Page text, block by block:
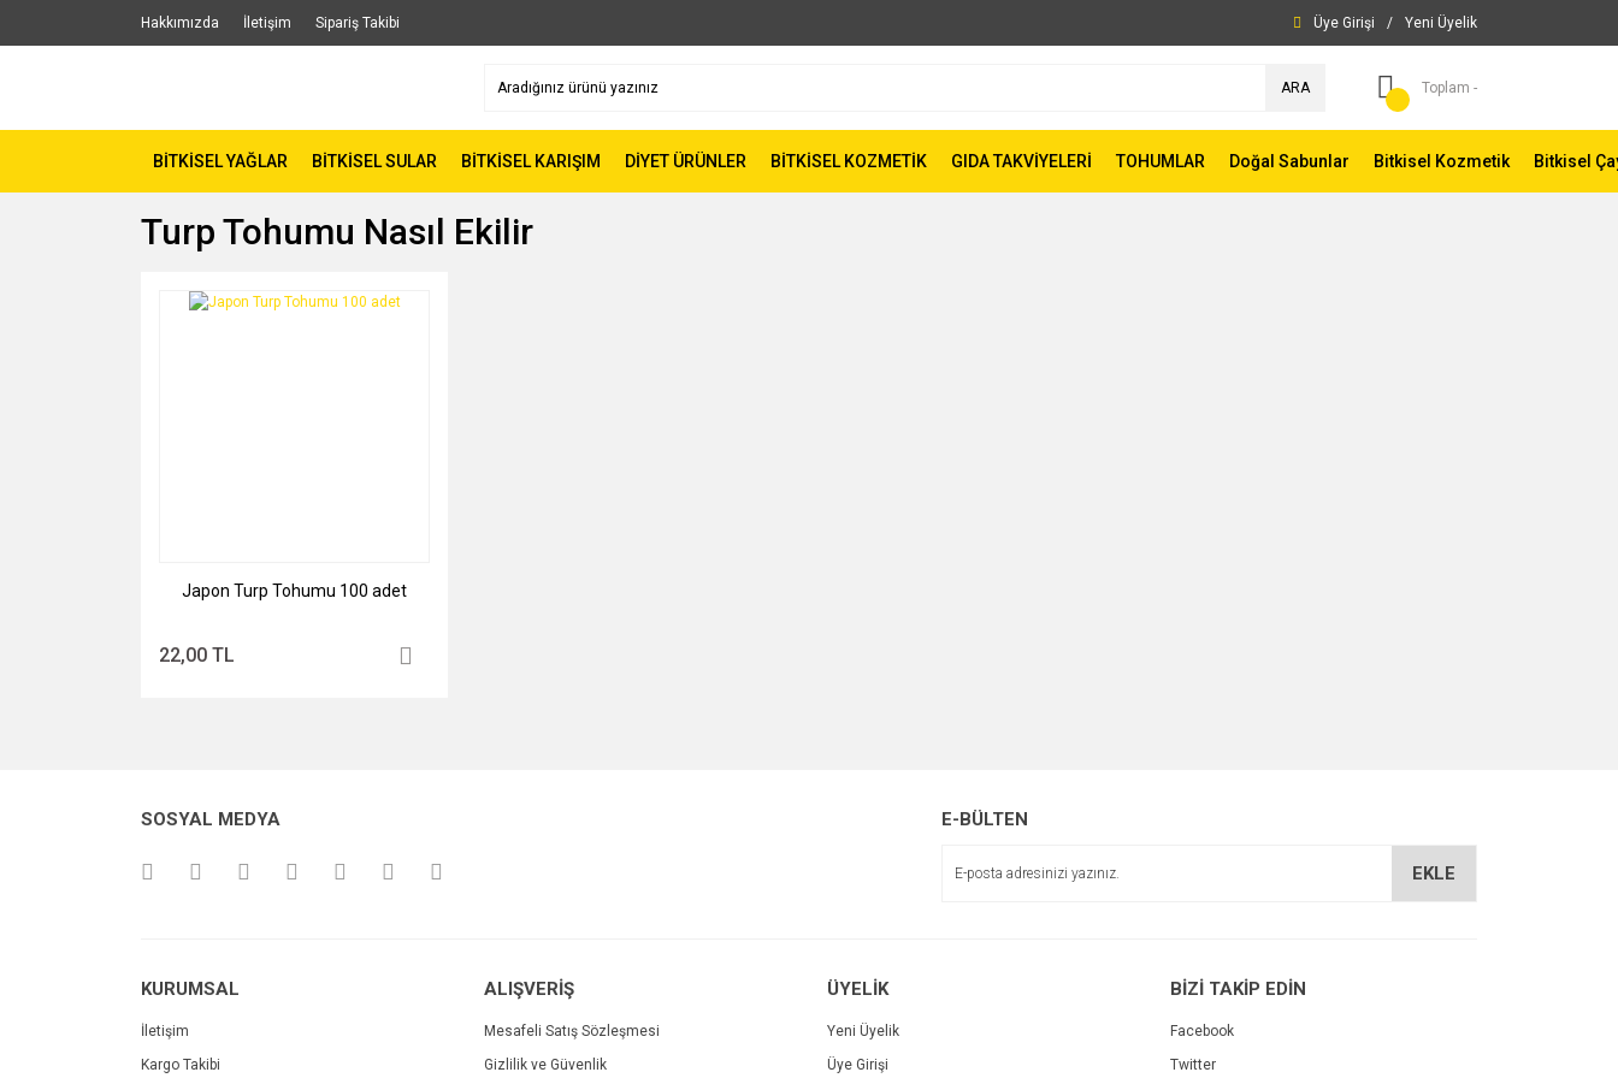
Hakkımızda İletişim Sipariş Takibi Üye Girişi / Yeni Üyelik
ARA Toplam -
BİTKİSEL YAĞLAR BİTKİSEL SULAR BİTKİSEL KARIŞIM DİYET ÜRÜNLER BİTKİSEL KOZMETİK GIDA TAKVİYELERİ TOHUMLAR Doğal Sabunlar Bitkisel Kozmetik Bitkisel
Turp Tohumu Nasıl Ekilir
Japon Turp Tohumu 100 adet
22,00 TL
SOSYAL MEDYA E-BÜLTEN
EKLE
KURUMSAL
İletişim
Kargo Takibi
ALIŞVERİŞ
Mesafeli Satış Sözleşmesi
Gizlilik ve Güvenlik
ÜYELİK
Yeni Üyelik
Üye Girişi
BİZİ TAKİP EDİN
Facebook
Twitter